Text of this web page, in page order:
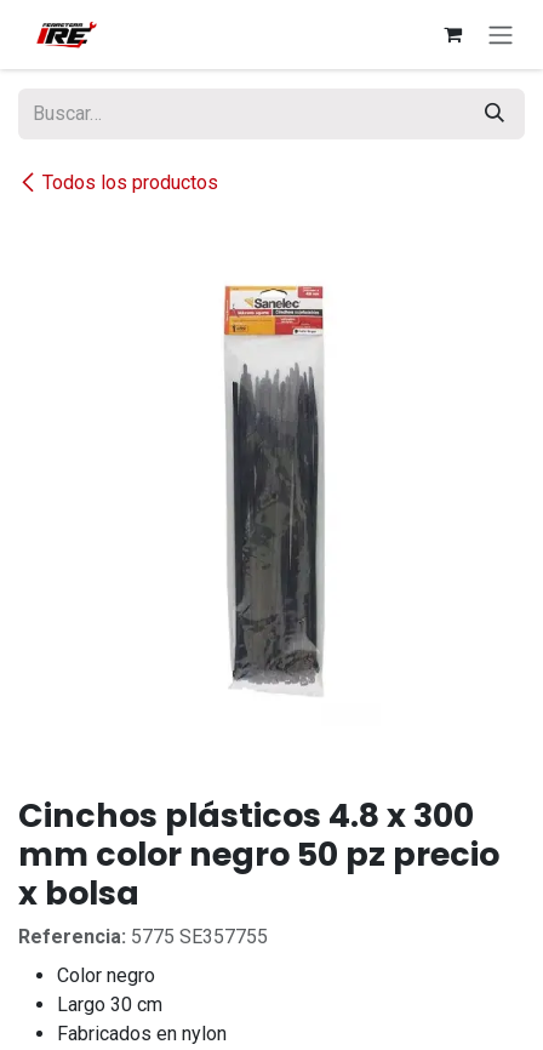
Todos los productos
Cinchos plásticos 4.8 x 300
mm color negro 50 pz precio
x bolsa
Referencia: 5775 SE357755
Color negro
Largo 30 cm
Fabricados en nylon